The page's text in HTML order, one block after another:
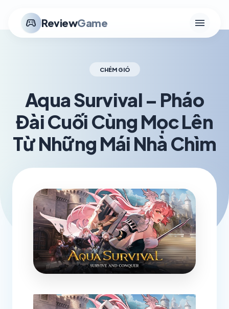
stadia_controller ReviewGame menu
CHÉM GIÓ
Aqua Survival – Pháo
Đài Cuối Cùng Mọc Lên
Từ Những Mái Nhà Chìm